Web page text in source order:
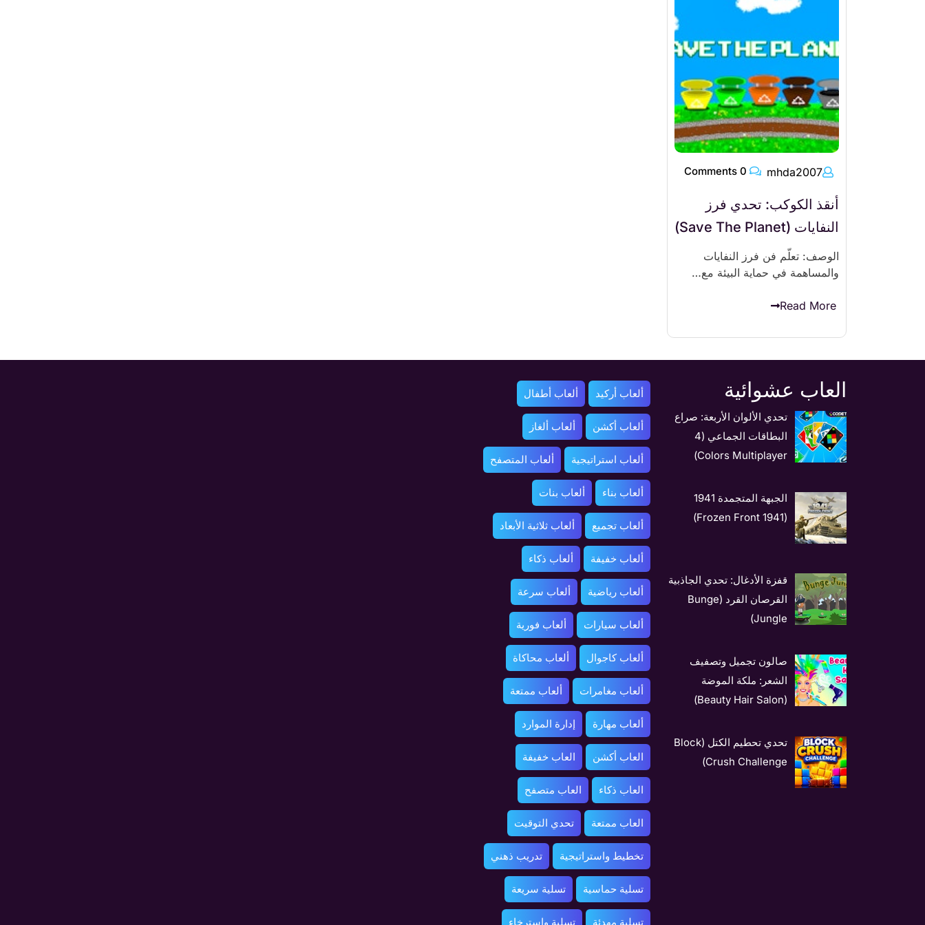
mhda2007
أنقذ الكوكب: تحدي فرز
النفايات (Save The Planet)
الوصف: تعلّم فن فرز النفايات
والمساهمة في حماية البيئة مع…
Read More
العاب عشوائية
تحدي الألوان الأربعة: صراع
البطاقات الجماعي (4
Colors Multiplayer)
الجبهة المتجمدة 1941
(1941 Frozen Front)
قفزة الأدغال: تحدي الجاذبية
القرصان القرد (Bunge
Jungle)
صالون تجميل وتصفيف
الشعر: ملكة الموضة
(Beauty Hair Salon)
تحدي تحطيم الكتل (Block
Crush Challenge)
ألعاب أركيد ألعاب أطفال
ألعاب أكشن ألعاب ألغاز
ألعاب استراتيجية ألعاب المتصفح
ألعاب بناء ألعاب بنات
ألعاب تجميع ألعاب ثلاثية الأبعاد
ألعاب خفيفة ألعاب ذكاء
ألعاب رياضية ألعاب سرعة
ألعاب سيارات ألعاب فورية
ألعاب كاجوال ألعاب محاكاة
ألعاب مغامرات ألعاب ممتعة
ألعاب مهارة إدارة الموارد
العاب أكشن العاب خفيفة
العاب ذكاء العاب متصفح
العاب ممتعة تحدي التوقيت
تخطيط واستراتيجية تدريب ذهني
تسلية حماسية تسلية سريعة
تسلية مهدئة تسلية واسترخاء